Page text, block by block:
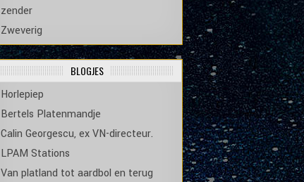
zender
Zweverig
BLOGJES
Horlepiep
Bertels Platenmandje
Calin Georgescu, ex VN-directeur.
LPAM Stations
Van platland tot aardbol en terug